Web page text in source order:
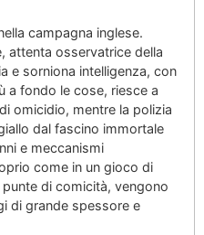
campagna inglese.
attenta osservatrice della
e sorniona intelligenza, con
a fondo le cose, riesce a
omicidio, mentre la polizia
dal fascino immortale
e meccanismi
come in un gioco di
di comicità, vengono
di grande spessore e